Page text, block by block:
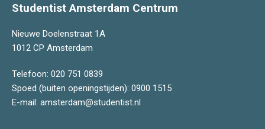
Studentist Amsterdam Centrum
Nieuwe Doelenstraat 1A
1012 CP Amsterdam
Telefoon: 020 751 0839
Spoed (buiten openingstijden): 0900 1515
E-mail: amsterdam@studentist.nl